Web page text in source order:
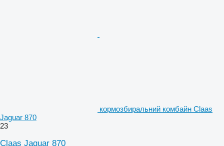
кормозбиральний комбайн Claas
Jaguar 870
23
Claas Jaguar 870